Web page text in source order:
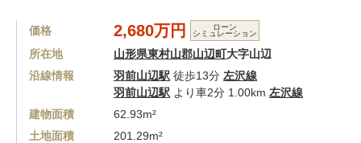
価格 2,680万円 ローン
シミュレーション
所在地 山形県東村山郡山辺町大字山辺
沿線情報
羽前山辺駅 徒歩13分 左沢線
羽前山辺駅 より車2分 1.00km 左沢線
建物面積
62.93m²
土地面積
201.29m²